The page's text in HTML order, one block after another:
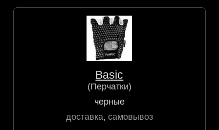
Basic
(Перчатки)
черные
доставка, самовывоз